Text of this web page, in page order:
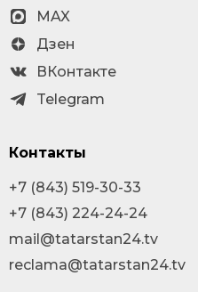
MAX
Дзен
ВКонтакте
Telegram
Контакты
+7 (843) 519-30-33
+7 (843) 224-24-24
mail@tatarstan24.tv
reclama@tatarstan24.tv